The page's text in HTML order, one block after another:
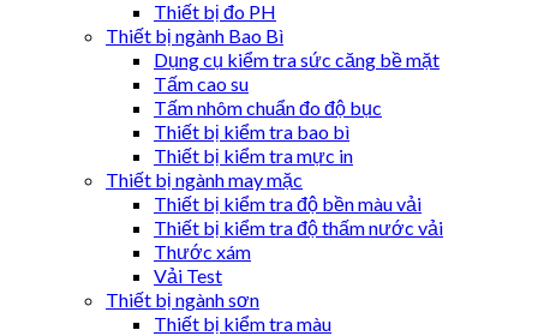
Thiết bị đo PH
Thiết bị ngành Bao Bì
Dụng cụ kiểm tra sức căng bề mặt
Tấm cao su
Tấm nhôm chuẩn đo độ bục
Thiết bị kiểm tra bao bì
Thiết bị kiểm tra mực in
Thiết bị ngành may mặc
Thiết bị kiểm tra độ bền màu vải
Thiết bị kiểm tra độ thấm nước vải
Thước xám
Vải Test
Thiết bị ngành sơn
Thiết bị kiểm tra màu